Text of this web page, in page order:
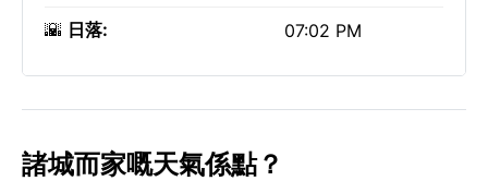
🌇 日落: 07:02 PM
諸城而家嘅天氣係點？